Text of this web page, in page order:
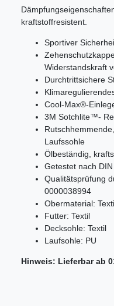
kraftstoffresistent.
Sportiver
Widerstandskraft
Durchtrittsichere
Cool-Max®-
3M Sotchlite™-
Laufssohle
Ölbeständig,
Getestet nach
Qualitätsprüfung
0000038994
Obermaterial:
Futter: Textil
Decksohle: Textil
Laufsohle: PU
Hinweis: Lieferbar ab